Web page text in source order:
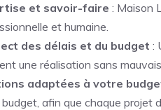
et savoir-faire : Maison
et humaine.
des délais et du budget :
une réalisation sans
adaptées à votre
afin que chaque projet